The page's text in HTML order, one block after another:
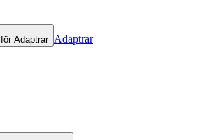
Adaptrar Adaptrar